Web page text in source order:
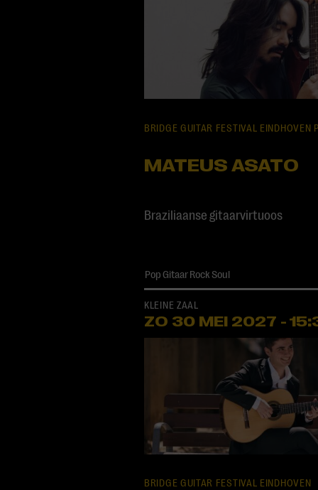
MATEUS ASATO
BRIDGE GUITAR FESTIVAL EINDHOVEN
Braziliaanse gitaarvirtuoos
PopGitaarRock Soul
KLEINE ZAAL
ZO 30 MEI 2027 -
BRIDGE GUITAR FESTIVAL EINDHOVEN